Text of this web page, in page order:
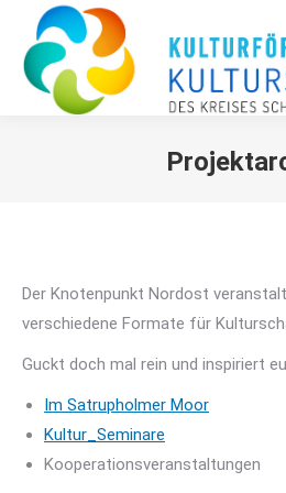
Der Knotenpunkt Nordost
verschiedene Formate für
Guckt doch mal rein und inspiriert
Im Satrupholmer Moor
Kultur_Seminare
Kooperationsveranstaltungen